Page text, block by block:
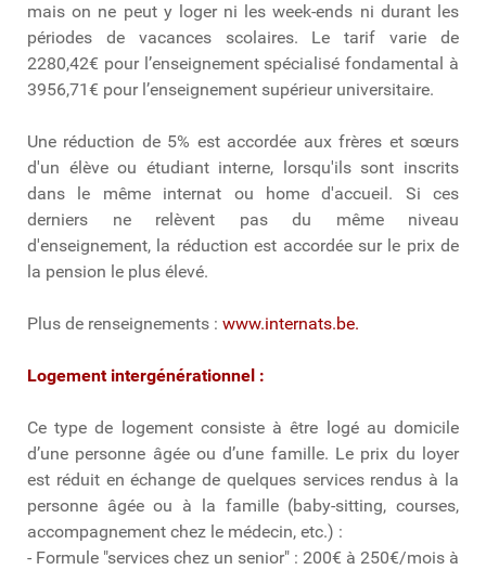
mais on ne peut y loger ni les week-ends ni durant les
périodes de vacances scolaires. Le tarif varie de
2280,42€ pour l’enseignement spécialisé fondamental à
3956,71€ pour l’enseignement supérieur universitaire.
Une réduction de 5% est accordée aux frères et sœurs
d'un élève ou étudiant interne, lorsqu'ils sont inscrits
dans le même internat ou home d'accueil. Si ces
derniers ne relèvent pas du même niveau
d'enseignement, la réduction est accordée sur le prix de
la pension le plus élevé.
Plus de renseignements : www.internats.be.
Logement intergénérationnel :
Ce type de logement consiste à être logé au domicile
d’une personne âgée ou d’une famille. Le prix du loyer
est réduit en échange de quelques services rendus à la
personne âgée ou à la famille (baby-sitting, courses,
accompagnement chez le médecin, etc.) :
- Formule "services chez un senior" : 200€ à 250€/mois à